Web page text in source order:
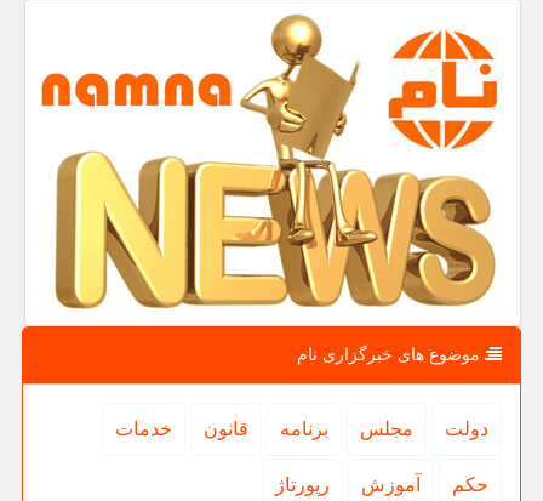
موضوع های خبرگزاری نام
دولت مجلس برنامه قانون خدمات
حكم آموزش رپورتاژ